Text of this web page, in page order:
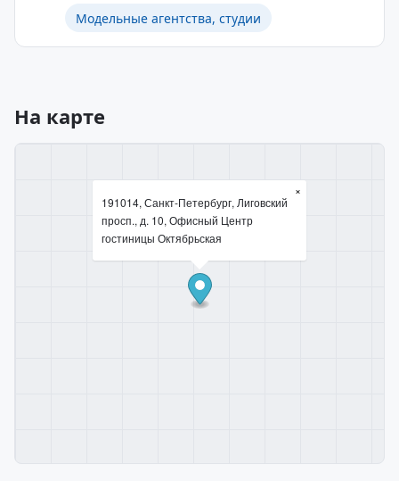
Модельные агентства, студии
На карте
191014, Санкт-Петербург, Лиговский
просп., д. 10, Офисный Центр
гостиницы Октябрьская
×